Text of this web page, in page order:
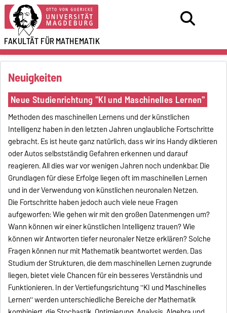
FAKULTÄT FÜRMATHEMATIK
Neuigkeiten
Neue Studienrichtung ''KI und Maschinelles Lernen''
Methoden des maschinellen Lernens und der künstlichen
Intelligenz haben in den letzten Jahren unglaubliche Fortschritte
gebracht. Es ist heute ganz natürlich, dass wir ins Handy diktieren
oder Autos selbstständig Gefahren erkennen und darauf
reagieren. All dies war vor wenigen Jahren noch undenkbar. Die
Grundlagen für diese Erfolge liegen oft im maschinellen Lernen
und in der Verwendung von künstlichen neuronalen Netzen.
Die Fortschritte haben jedoch auch viele neue Fragen
aufgeworfen: Wie gehen wir mit den großen Datenmengen um?
Wann können wir einer künstlichen Intelligenz trauen? Wie
können wir Antworten tiefer neuronaler Netze erklären? Solche
Fragen können nur mit Mathematik beantwortet werden. Das
Studium der Strukturen, die dem maschinellen Lernen zugrunde
liegen, bietet viele Chancen für ein besseres Verständnis und
Funktionieren. In der Vertiefungsrichtung ''KI und Maschinelles
Lernen'' werden unterschiedliche Bereiche der Mathematik